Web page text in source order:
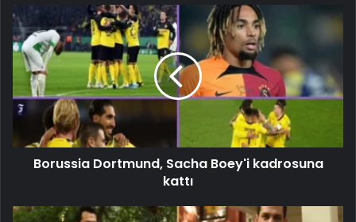
Borussia Dortmund, Sacha Boey'i kadrosuna
kattı